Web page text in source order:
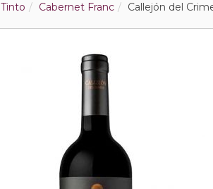
Tinto Cabernet Franc Callejón del